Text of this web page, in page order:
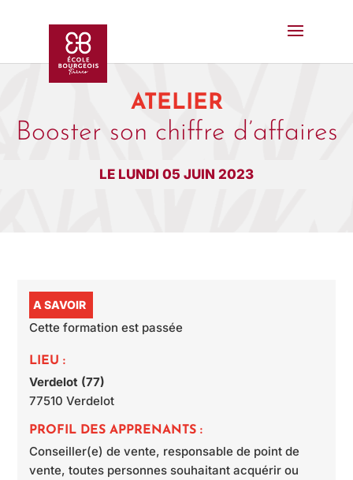
ATELIER
Booster son chiffre d’affaires
LE LUNDI 05 JUIN 2023
A SAVOIR
Cette formation est passée
LIEU :
Verdelot (77)
77510 Verdelot
PROFIL DES APPRENANTS :
Conseiller(e) de vente, responsable de point de
vente, toutes personnes souhaitant acquérir ou